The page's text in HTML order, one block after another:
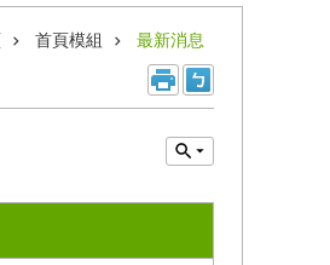
首頁模組 最新消息